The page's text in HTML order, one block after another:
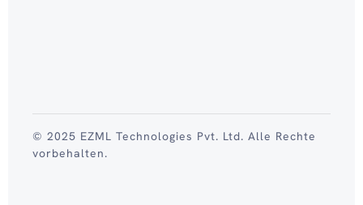
© 2025 EZML Technologies Pvt. Ltd. Alle Rechte
vorbehalten.